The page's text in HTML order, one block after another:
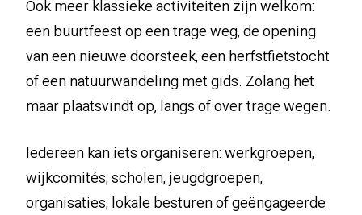
Ook meer klassieke activiteiten zijn welkom:
een buurtfeest op een trage weg, de opening
van een nieuwe doorsteek, een herfstfietstocht
of een natuurwandeling met gids. Zolang het
maar plaatsvindt op, langs of over trage wegen.
Iedereen kan iets organiseren: werkgroepen,
wijkcomités, scholen, jeugdgroepen,
organisaties, lokale besturen of geëngageerde